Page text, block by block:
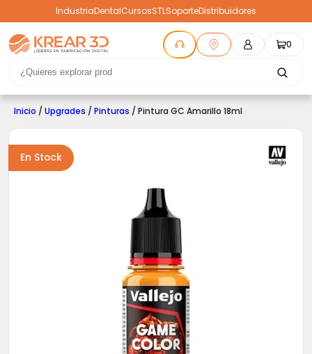
IndustriaDentalCursosSTLSoporteDistribuidores
0
Inicio / Upgrades / Pinturas / Pintura GC Amarillo 18ml
En Stock